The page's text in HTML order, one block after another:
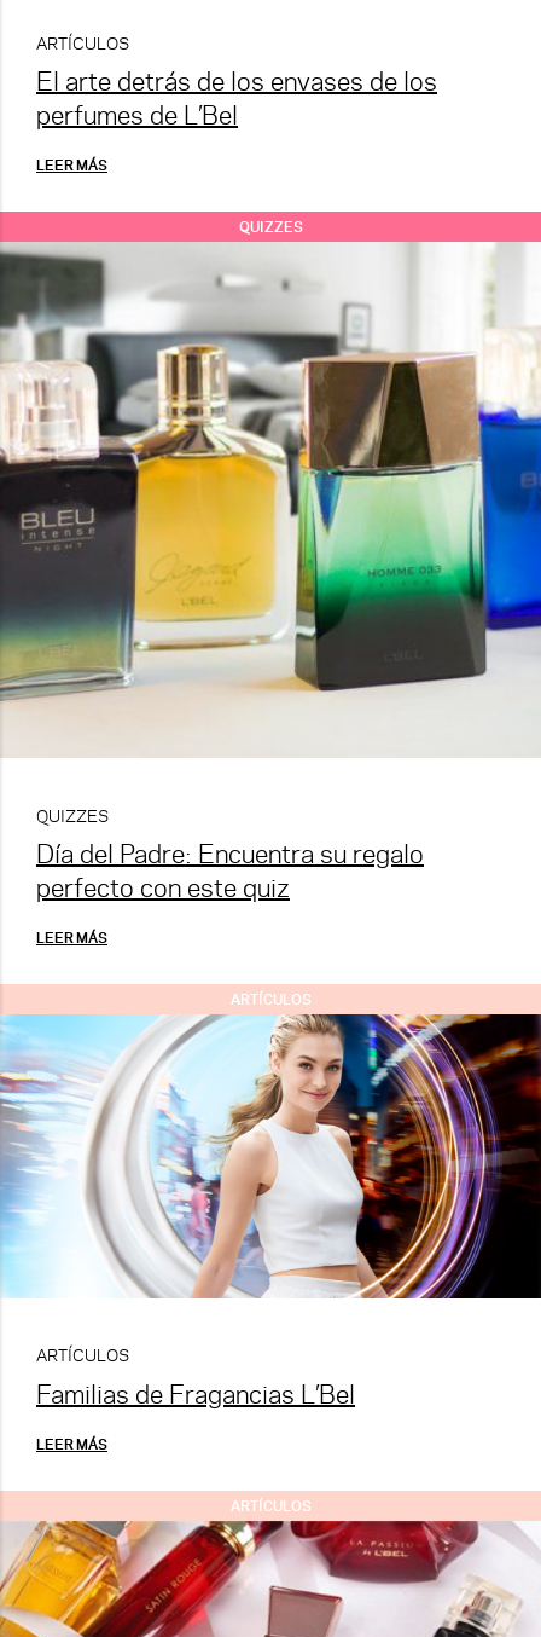
ARTÍCULOS
El arte detrás de los envases de los
perfumes de L’Bel
LEER MÁS
QUIZZES
QUIZZES
Día del Padre: Encuentra su regalo
perfecto con este quiz
LEER MÁS
ARTÍCULOS
ARTÍCULOS
Familias de Fragancias L’Bel
LEER MÁS
ARTÍCULOS